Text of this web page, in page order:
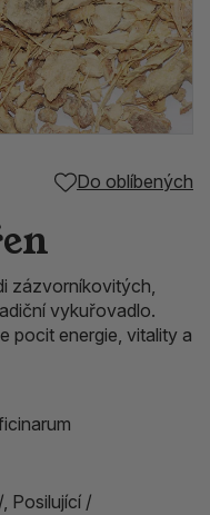
Do oblíbených
zázvorníkovitých,
vykuřovadlo.
pocit energie, vitality a
Posilující /